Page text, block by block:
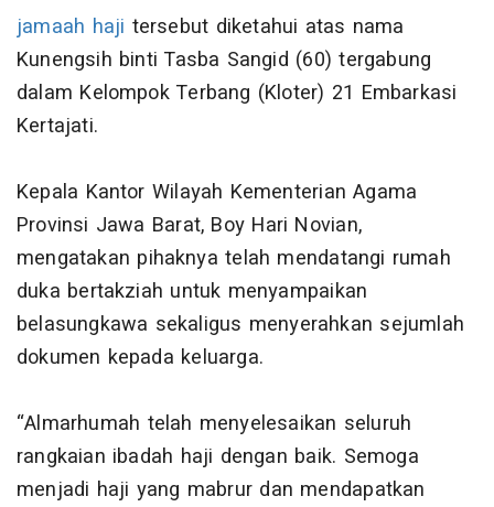
jamaah haji tersebut diketahui atas nama
Kunengsih binti Tasba Sangid (60) tergabung
dalam Kelompok Terbang (Kloter) 21 Embarkasi
Kertajati.
Kepala Kantor Wilayah Kementerian Agama
Provinsi Jawa Barat, Boy Hari Novian,
mengatakan pihaknya telah mendatangi rumah
duka bertakziah untuk menyampaikan
belasungkawa sekaligus menyerahkan sejumlah
dokumen kepada keluarga.
“Almarhumah telah menyelesaikan seluruh
rangkaian ibadah haji dengan baik. Semoga
menjadi haji yang mabrur dan mendapatkan